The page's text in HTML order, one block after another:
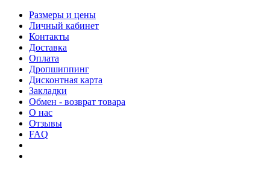
Размеры и цены
Личный кабинет
Контакты
Доставка
Оплата
Дропшиппинг
Дисконтная карта
Закладки
Обмен - возврат товара
О нас
Отзывы
FAQ